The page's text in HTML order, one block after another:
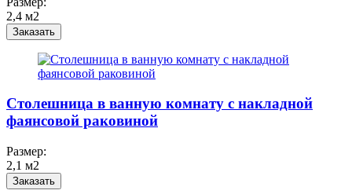
2,4 м2
Заказать
Столешница в ванную комнату с накладной
фаянсовой раковиной
Размер:
2,1 м2
Заказать